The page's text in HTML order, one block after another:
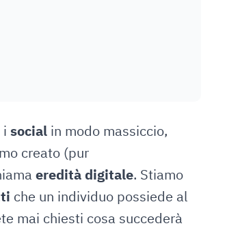
i social in modo massiccio,
creato (pur
eredità digitale. Stiamo
che un individuo possiede al
mai chiesti cosa succederà